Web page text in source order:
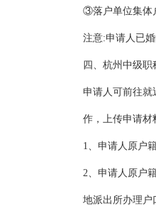
③落户单位集体
注意:申请人已
四、杭州中级职
申请人可前往就
作，上传申请材
1、申请人原户
2、申请人原户
地派出所办理户